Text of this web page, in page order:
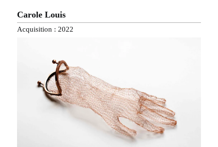
Carole Louis
Acquisition : 2022